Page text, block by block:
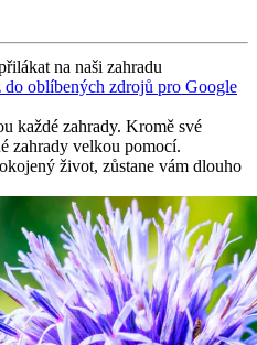
na naši zahradu
do oblíbených zdrojů pro Google
každé zahrady. Kromě své
zahrady velkou pomocí.
život, zůstane vám dlouho